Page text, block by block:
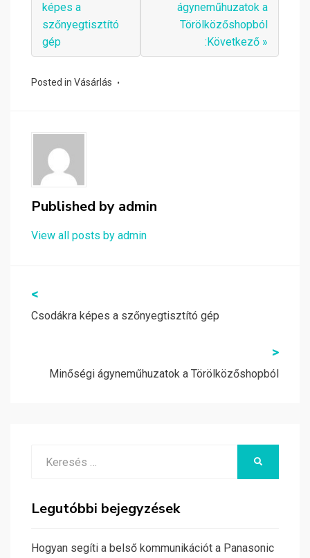
képes a
szőnyegtisztító
gép
ágyneműhuzatok a
Törölközőshopból
:Következő »
Posted in Vásárlás
Published by admin
View all posts by admin
Bejegyzés
navigáció
<
Csodákra képes a szőnyegtisztító gép
>
Minőségi ágyneműhuzatok a Törölközőshopból
Legutóbbi bejegyzések
Hogyan segíti a belső kommunikációt a Panasonic